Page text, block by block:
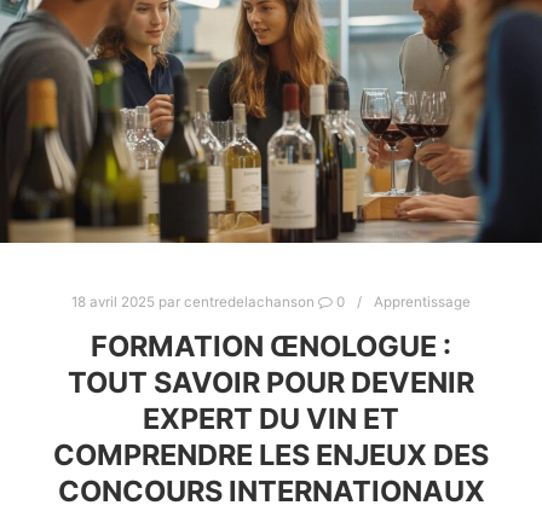
18 avril 2025 par centredelachanson 0 Apprentissage
FORMATION ŒNOLOGUE :
TOUT SAVOIR POUR DEVENIR
EXPERT DU VIN ET
COMPRENDRE LES ENJEUX DES
CONCOURS INTERNATIONAUX